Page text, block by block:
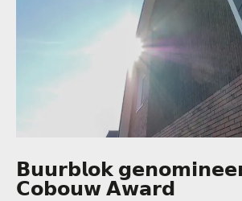
𝗕𝘂𝘂𝗿𝗯𝗹𝗼𝗸
𝗖𝗼𝗯𝗼𝘂𝘄 𝗔𝘄𝗮𝗿𝗱